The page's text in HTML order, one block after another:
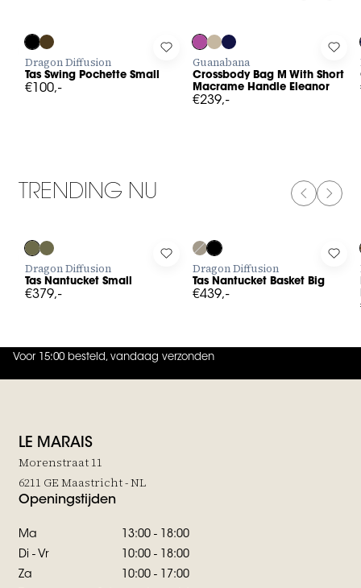
in to add Tas Swing Pochette Small to your wishlist
Dragon Diffusion
Tas Swing Pochette Small
€100,-
Log in to add Crossbody Bag M
Guanabana
Crossbody Bag M With Short
Macrame Handle Eleanor
€239,-
Log
TRENDING NU
in to add Tas Nantucket Small to your wishlist
Dragon Diffusion
Tas Nantucket Small
€379,-
Log in to add Tas Nantucket
Dragon Diffusion
Tas Nantucket Basket Big
€439,-
Log
Voor 15:00 besteld, vandaag verzonden
4.9 uit5 (737 reviews)
LE MARAIS
Morenstraat 11
6211 GE Maastricht - NL
Openingstijden
Ma
13:00 - 18:00
Di - Vr
10:00 - 18:00
Za
10:00 - 17:00